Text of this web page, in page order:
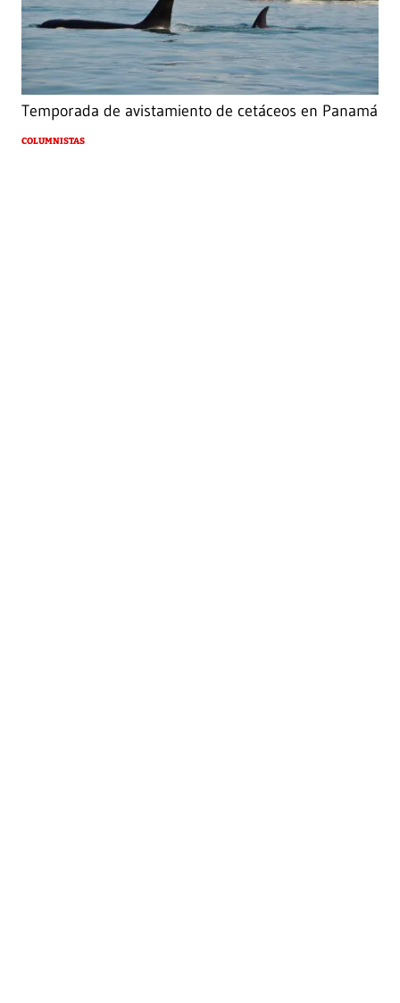
Temporada de avistamiento de cetáceos en Panamá
COLUMNISTAS